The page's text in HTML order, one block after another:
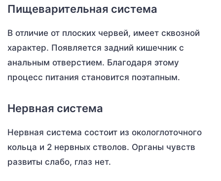
Пищеварительная система
В отличие от плоских червей, имеет сквозной
характер. Появляется задний кишечник с
анальным отверстием. Благодаря этому
процесс питания становится поэтапным.
Нервная система
Нервная система состоит из окологлоточного
кольца и 2 нервных стволов. Органы чувств
развиты слабо, глаз нет.